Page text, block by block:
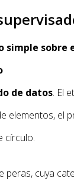
simple sobre
de datos. El
elementos, el
círculo.
peras, cuya